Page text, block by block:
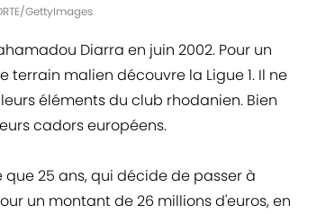
GettyImages
Diarra en juin 2002. Pour un
terrain malien découvre la Ligue 1. Il ne
éléments du club rhodanien. Bien
cadors européens.
que 25 ans, qui décide de passer à
un montant de 26 millions d'euros, en